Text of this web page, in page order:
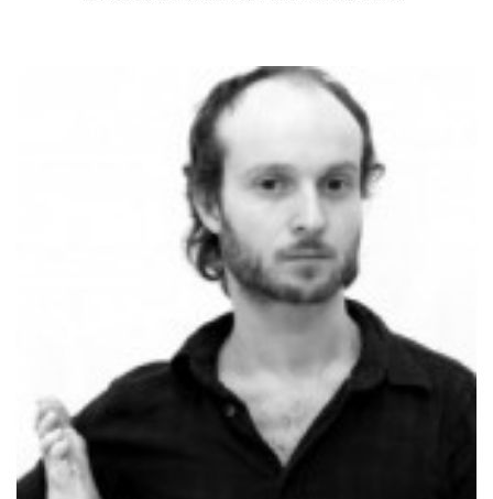
Sidi Larbi Cherkaoui : la religion du dialogue - Critique sortie